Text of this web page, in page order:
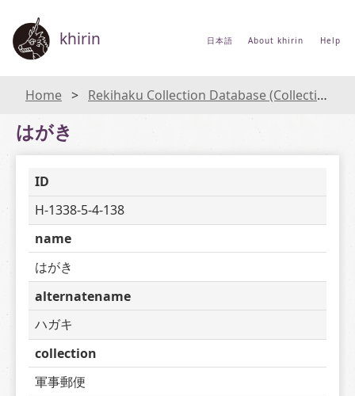
khirin 日本語 About khirin Help
Home Rekihaku Collection Database (Collections Database of the National Museum of Japanese History)
はがき
ID
H-1338-5-4-138
name
はがき
alternatename
ハガキ
collection
軍事郵便